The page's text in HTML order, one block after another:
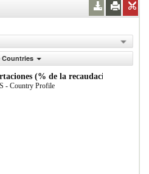
Countries
(% de la recaudaci n
- Country Profile